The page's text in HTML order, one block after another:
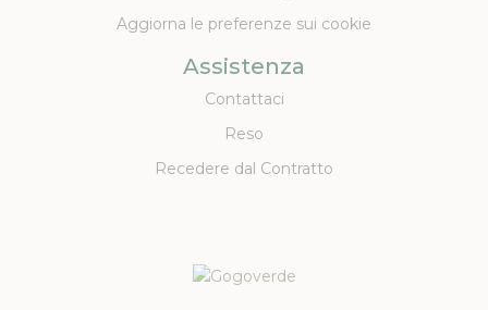
Aggiorna le preferenze sui cookie
Assistenza
Contattaci
Reso
Recedere dal Contratto